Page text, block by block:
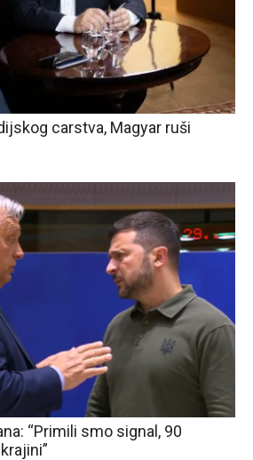
carstva, Magyar ruši
“Primili smo signal, 90